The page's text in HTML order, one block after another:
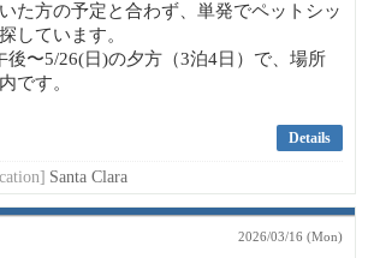
た方の予定と合わず、単発でペットシッ
しています。
後〜5/26(日)の夕方（3泊4日）で、場所
です。
Details
Santa Clara
2026/03/16 (Mon)